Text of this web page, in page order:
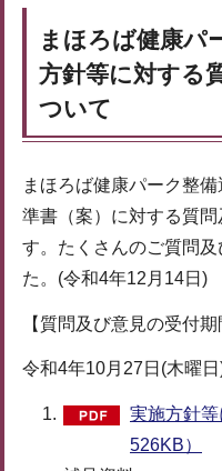
まほろば健康パ
方針等に対する
ついて
まほろば健康パーク整
準書（案）に対する質
す。たくさんのご質問
た。(令和4年12月14日)
【質問及び意見の受付期
令和4年10月27日(木曜
実施方針等
526KB）